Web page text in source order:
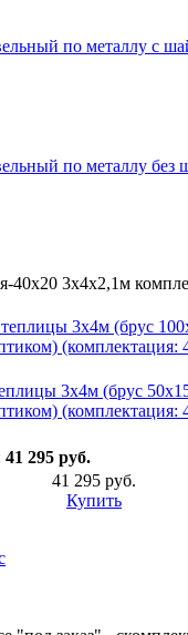
по металлу с
по металлу
40х20 3х4х2,1м
3х4м (брус
(комплектация:
3х4м (брус
(комплектация:
41 295 руб.
41 295 руб.
Купить